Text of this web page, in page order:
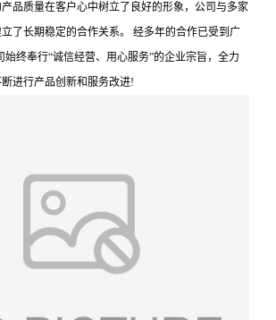
品质量在客户心中树立了良好的形象，公司与多家
了长期稳定的合作关系。 经多年的合作已受到广
始终奉行“诚信经营、用心服务”的企业宗旨，全力
进行产品创新和服务改进!